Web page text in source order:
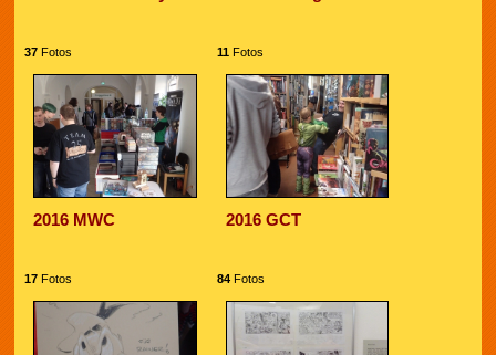
37Fotos 11Fotos
2016 MWC
17Fotos
2016 GCT
84Fotos